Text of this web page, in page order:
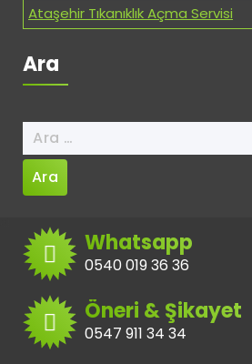
Ataşehir Tıkanıklık Açma Servisi
Ara
Arama:
Whatsapp
0540 019 36 36
Öneri & Şikayet
0547 911 34 34